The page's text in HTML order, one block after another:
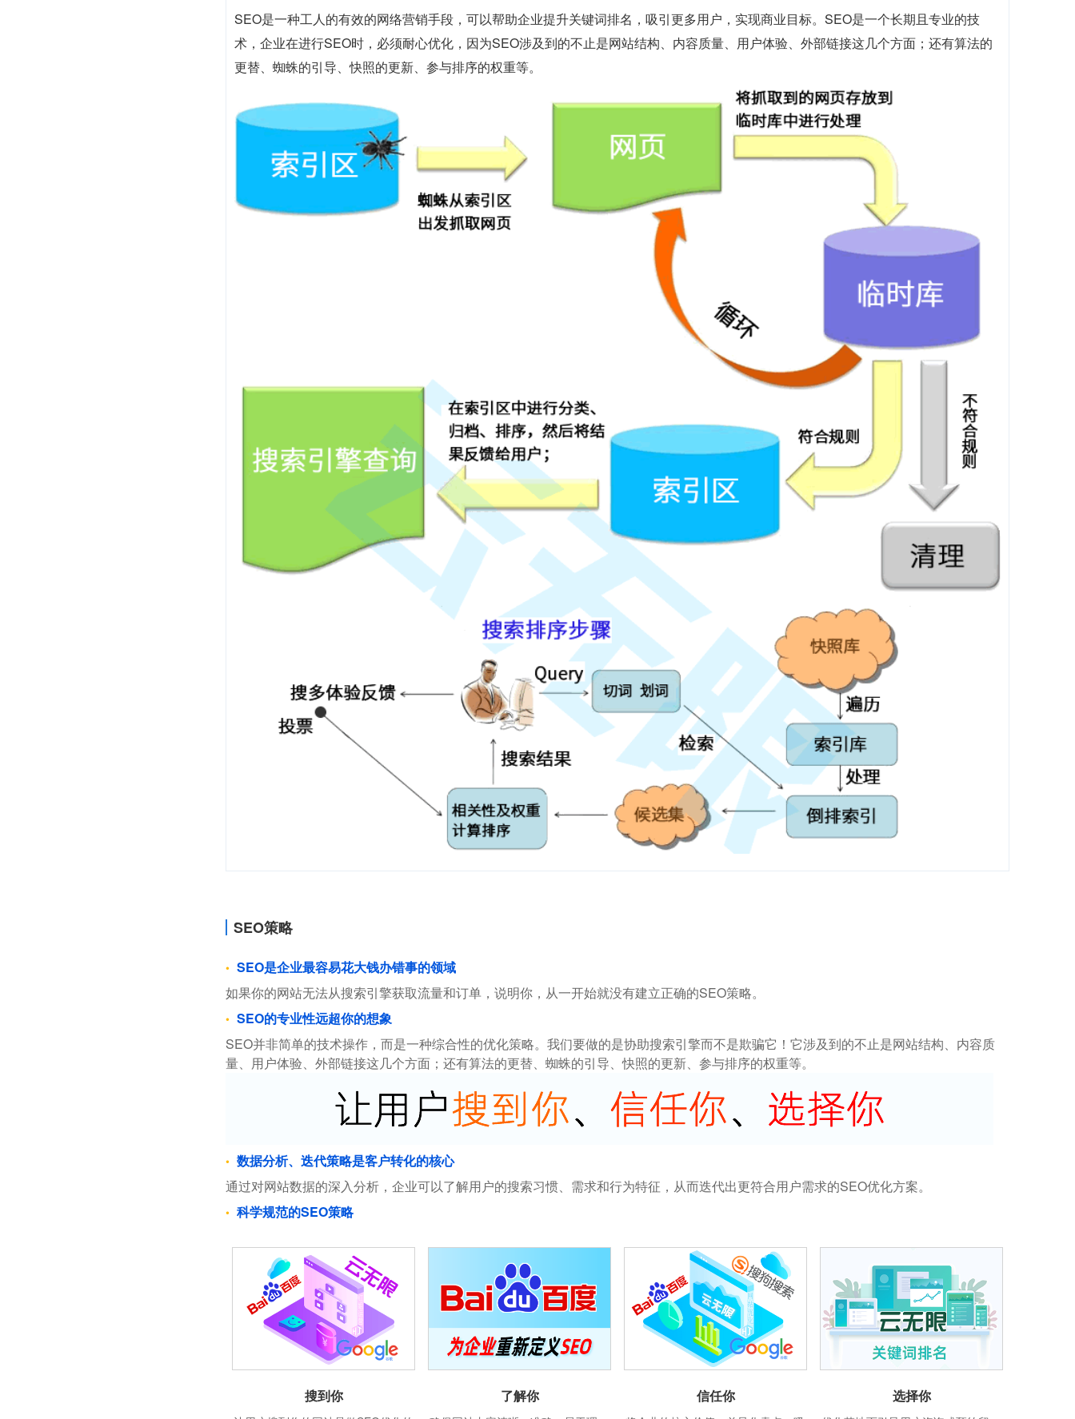
SEO是一种工人的有效的网络营销手段，可以帮助企业提升关键词排名，吸引更多用户，实现商业目标。SEO是一个长期且专业的技
术，企业在进行SEO时，必须耐心优化，因为SEO涉及到的不止是网站结构、内容质量、用户体验、外部链接这几个方面；还有算法的
更替、蜘蛛的引导、快照的更新、参与排序的权重等。
SEO策略
SEO是企业最容易花大钱办错事的领域
如果你的网站无法从搜索引擎获取流量和订单，说明你，从一开始就没有建立正确的SEO策略。
SEO的专业性远超你的想象
SEO并非简单的技术操作，而是一种综合性的优化策略。我们要做的是协助搜索引擎而不是欺骗它！它涉及到的不止是网站结构、内容质
量、用户体验、外部链接这几个方面；还有算法的更替、蜘蛛的引导、快照的更新、参与排序的权重等。
数据分析、迭代策略是客户转化的核心
通过对网站数据的深入分析，企业可以了解用户的搜索习惯、需求和行为特征，从而迭代出更符合用户需求的SEO优化方案。
科学规范的SEO策略
搜到你 了解你 信任你 选择你